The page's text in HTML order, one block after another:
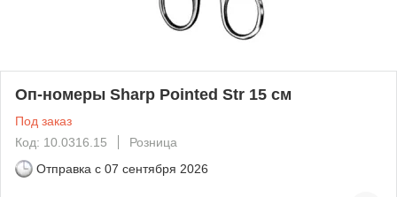
Оп-номеры Sharp Pointed Str 15 см
Под заказ
Код: 10.0316.15
Розница
Отправка с 07 сентября 2026